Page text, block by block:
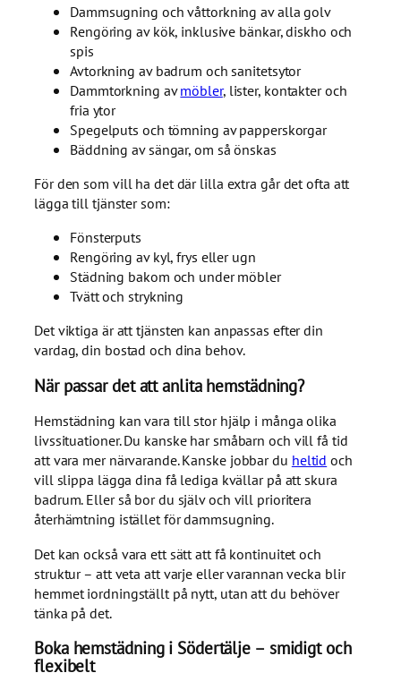
Dammsugning och våttorkning av alla golv
Rengöring av kök, inklusive bänkar, diskho och
spis
Avtorkning av badrum och sanitetsytor
Dammtorkning avmöbler, lister, kontakter och
fria ytor
Spegelputs och tömning av papperskorgar
Bäddning av sängar, om så önskas
För den som vill ha det där lilla extra går det ofta att
lägga till tjänster som:
Fönsterputs
Rengöring av kyl, frys eller ugn
Städning bakom och under möbler
Tvätt och strykning
Det viktiga är att tjänsten kan anpassas efter din
vardag, din bostad och dina behov.
När passar det att anlita hemstädning?
Hemstädning kan vara till stor hjälp i många olika
livssituationer. Du kanske har småbarn och vill få tid
att vara mer närvarande. Kanske jobbar du heltid och
vill slippa lägga dina få lediga kvällar på att skura
badrum. Eller så bor du själv och vill prioritera
återhämtning istället för dammsugning.
Det kan också vara ett sätt att få kontinuitet och
struktur – att veta att varje eller varannan vecka blir
hemmet iordningställt på nytt, utan att du behöver
tänka på det.
Boka hemstädning i Södertälje – smidigt och
flexibelt